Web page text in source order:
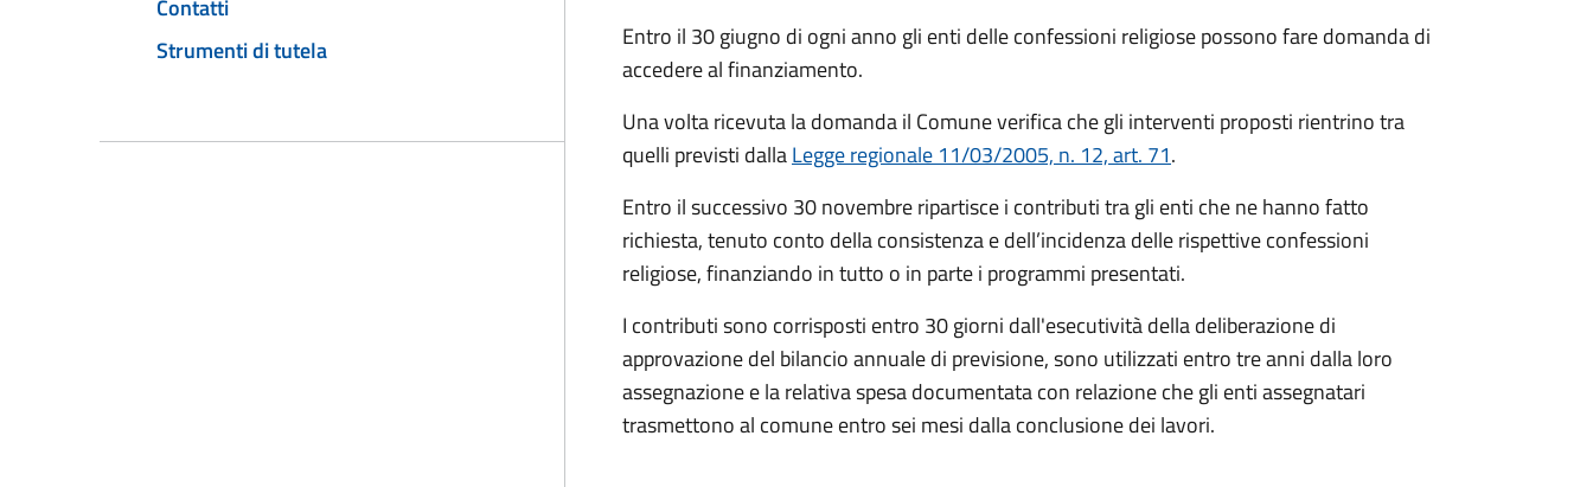
Contatti
Strumenti di tutela
Entro il 30 giugno di ogni anno gli enti delle confessioni religiose possono fare domanda di
accedere al finanziamento.
Una volta ricevuta la domanda il Comuneverifica che gli interventi proposti rientrino tra
quelli previsti dallaLegge regionale 11/03/2005, n. 12, art. 71.
Entro il successivo 30 novembre ripartisce i contributi tra gli enti che ne hanno fatto
richiesta, tenuto conto della consistenza e dell’incidenza delle rispettive confessioni
religiose, finanziando in tutto o in parte i programmi presentati.
I contributi sono corrisposti entro 30 giorni dall'esecutività della deliberazione di
approvazione del bilancio annuale di previsione, sono utilizzati entro tre anni dalla loro
assegnazione e la relativa spesa documentata con relazione che gli enti assegnatari
trasmettono al comune entro sei mesi dalla conclusione dei lavori.